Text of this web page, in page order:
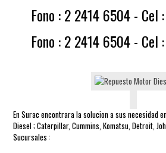
Fono : 2 2414 6504 -
Fono : 2 2414 6504 -
En Surac encontrara la solucion a sus necesidad
Diesel ; Caterpillar, Cummins, Komatsu, Detroit,
Sucursales :